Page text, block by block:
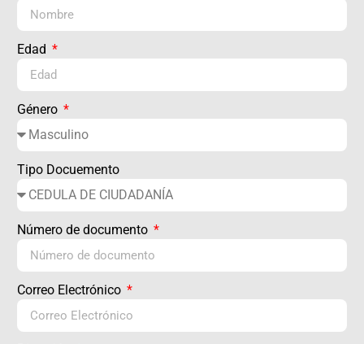
Edad
Género
Tipo Docuemento
Número de documento
Correo Electrónico